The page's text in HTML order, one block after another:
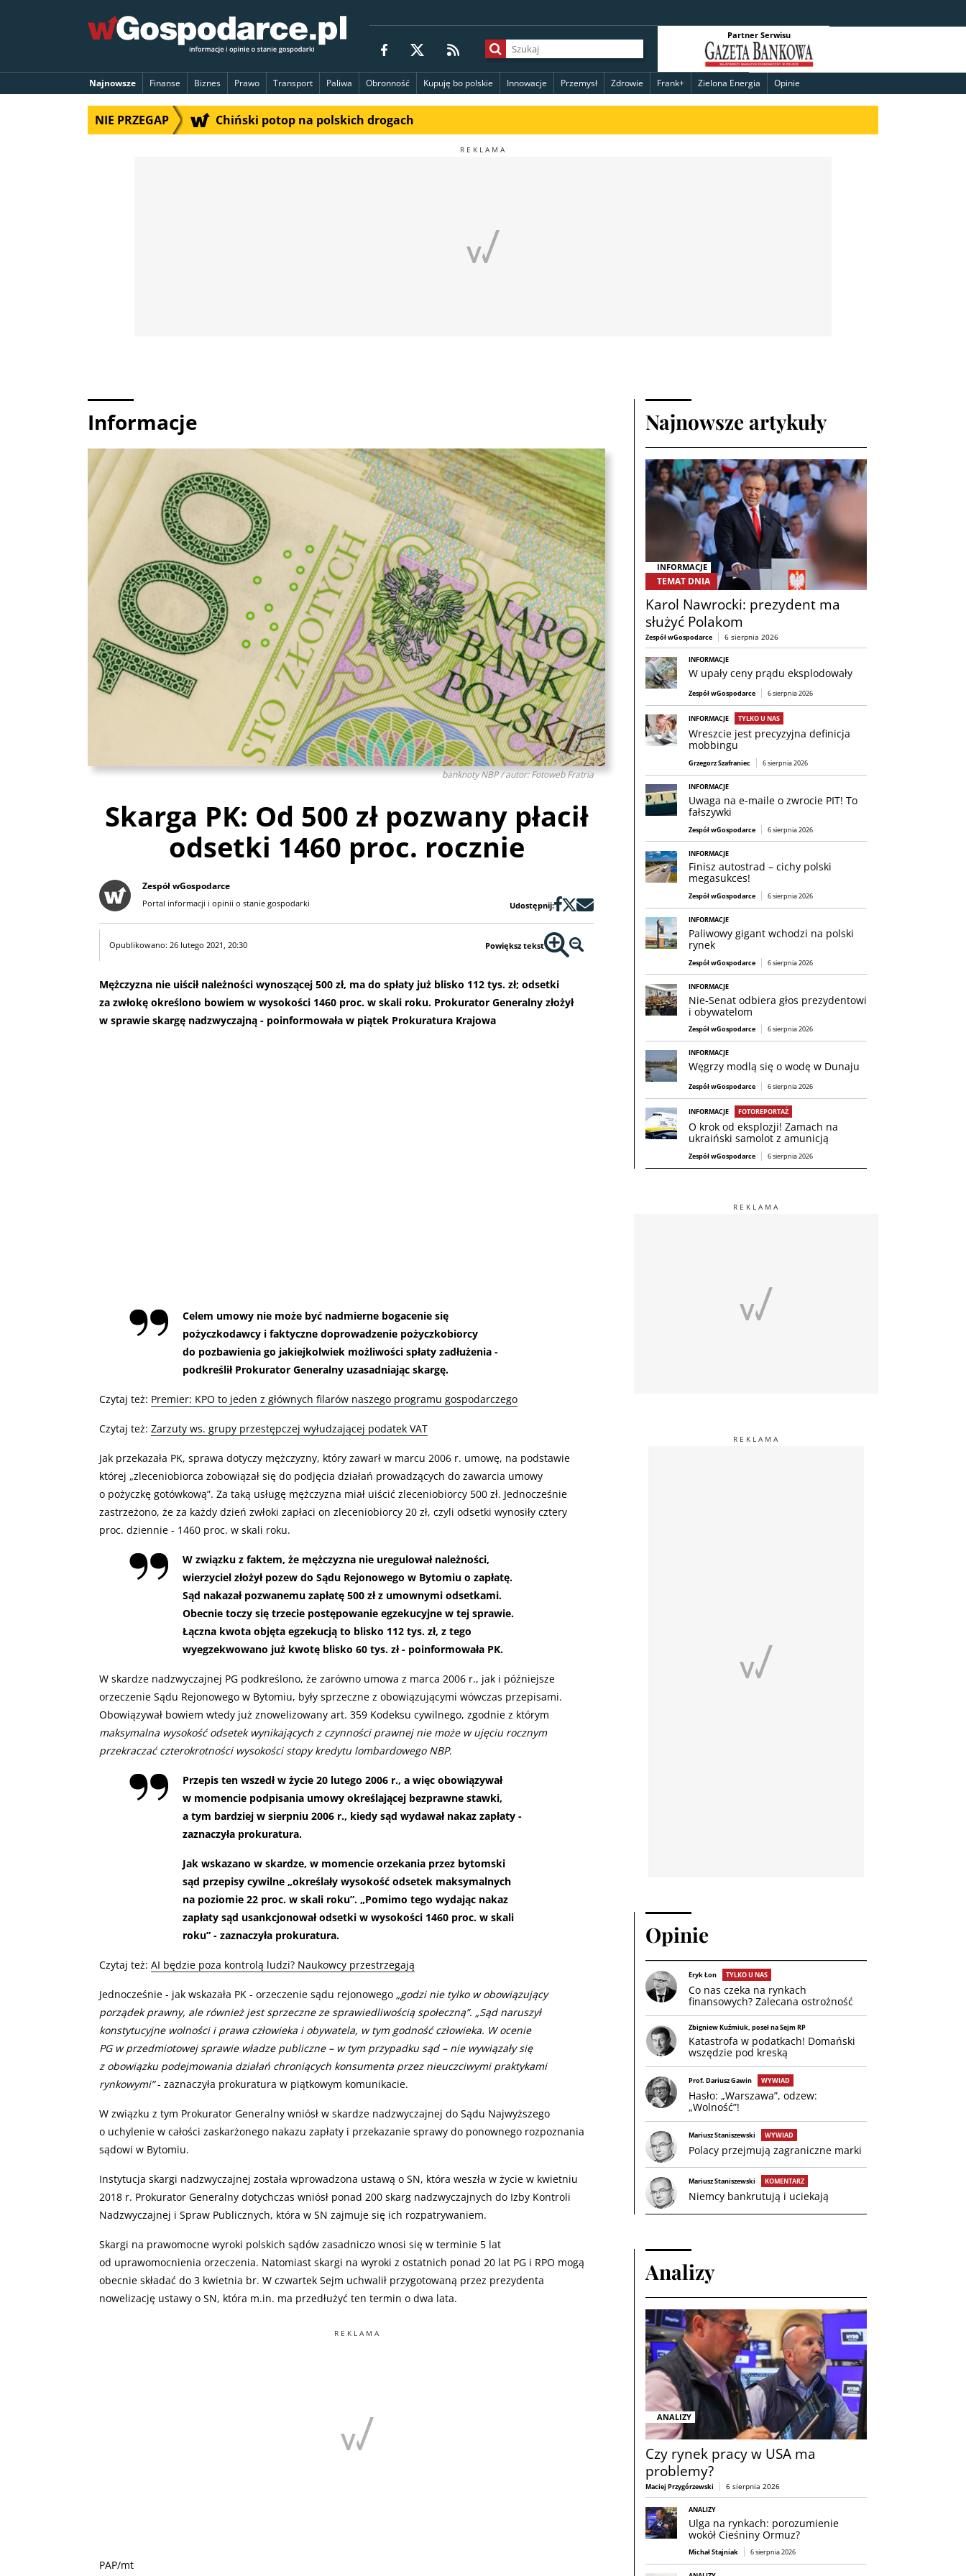
Partner Serwisu
Najnowsze Finanse Biznes Prawo Transport Paliwa Obronność Kupuję bo polskie Innowacje Przemysł Zdrowie Frank+ Zielona Energia Opinie
NIE PRZEGAP Chiński potop na polskich drogach
Informacje
banknoty NBP / autor: Fotoweb Fratria
Skarga PK: Od 500 zł pozwany płacił
odsetki 1460 proc. rocznie
Zespół wGospodarce
Portal informacji i opinii o stanie gospodarki Udostępnij:
Opublikowano: 26 lutego 2021, 20:30 Powiększ tekst
Mężczyzna nie uiścił należności wynoszącej 500 zł, ma do spłaty już blisko 112 tys. zł; odsetki
za zwłokę określono bowiem w wysokości 1460 proc. w skali roku. Prokurator Generalny złożył
w sprawie skargę nadzwyczajną - poinformowała w piątek Prokuratura Krajowa
Celem umowy nie może być nadmierne bogacenie się
pożyczkodawcy i faktyczne doprowadzenie pożyczkobiorcy
do pozbawienia go jakiejkolwiek możliwości spłaty zadłużenia -
podkreślił Prokurator Generalny uzasadniając skargę.
Czytaj też: Premier: KPO to jeden z głównych filarów naszego programu gospodarczego
Czytaj też: Zarzuty ws. grupy przestępczej wyłudzającej podatek VAT
Jak przekazała PK, sprawa dotyczy mężczyzny, który zawarł w marcu 2006 r. umowę, na podstawie
której „zleceniobiorca zobowiązał się do podjęcia działań prowadzących do zawarcia umowy
o pożyczkę gotówkową”. Za taką usługę mężczyzna miał uiścić zleceniobiorcy 500 zł. Jednocześnie
zastrzeżono, że za każdy dzień zwłoki zapłaci on zleceniobiorcy 20 zł, czyli odsetki wynosiły cztery
proc. dziennie - 1460 proc. w skali roku.
W związku z faktem, że mężczyzna nie uregulował należności,
wierzyciel złożył pozew do Sądu Rejonowego w Bytomiu o zapłatę.
Sąd nakazał pozwanemu zapłatę 500 zł z umownymi odsetkami.
Obecnie toczy się trzecie postępowanie egzekucyjne w tej sprawie.
Łączna kwota objęta egzekucją to blisko 112 tys. zł, z tego
wyegzekwowano już kwotę blisko 60 tys. zł - poinformowała PK.
W skardze nadzwyczajnej PG podkreślono, że zarówno umowa z marca 2006 r., jak i późniejsze
orzeczenie Sądu Rejonowego w Bytomiu, były sprzeczne z obowiązującymi wówczas przepisami.
Obowiązywał bowiem wtedy już znowelizowany art. 359 Kodeksu cywilnego, zgodnie z którym
maksymalna wysokość odsetek wynikających z czynności prawnej nie może w ujęciu rocznym
przekraczać czterokrotności wysokości stopy kredytu lombardowego NBP.
Przepis ten wszedł w życie 20 lutego 2006 r., a więc obowiązywał
w momencie podpisania umowy określającej bezprawne stawki,
a tym bardziej w sierpniu 2006 r., kiedy sąd wydawał nakaz zapłaty -
zaznaczyła prokuratura.
Jak wskazano w skardze, w momencie orzekania przez bytomski
sąd przepisy cywilne „określały wysokość odsetek maksymalnych
na poziomie 22 proc. w skali roku”. „Pomimo tego wydając nakaz
zapłaty sąd usankcjonował odsetki w wysokości 1460 proc. w skali
roku” - zaznaczyła prokuratura.
Czytaj też: AI będzie poza kontrolą ludzi? Naukowcy przestrzegają
Jednocześnie - jak wskazała PK - orzeczenie sądu rejonowego „godzi nie tylko w obowiązujący
porządek prawny, ale również jest sprzeczne ze sprawiedliwością społeczną”. „Sąd naruszył
konstytucyjne wolności i prawa człowieka i obywatela, w tym godność człowieka. W ocenie
PG w przedmiotowej sprawie władze publiczne – w tym przypadku sąd – nie wywiązały się
z obowiązku podejmowania działań chroniących konsumenta przez nieuczciwymi praktykami
rynkowymi”- zaznaczyła prokuratura w piątkowym komunikacie.
W związku z tym Prokurator Generalny wniósł w skardze nadzwyczajnej do Sądu Najwyższego
o uchylenie w całości zaskarżonego nakazu zapłaty i przekazanie sprawy do ponownego rozpoznania
sądowi w Bytomiu.
Instytucja skargi nadzwyczajnej została wprowadzona ustawą o SN, która weszła w życie w kwietniu
2018 r. Prokurator Generalny dotychczas wniósł ponad 200 skarg nadzwyczajnych do Izby Kontroli
Nadzwyczajnej i Spraw Publicznych, która w SN zajmuje się ich rozpatrywaniem.
Skargi na prawomocne wyroki polskich sądów zasadniczo wnosi się w terminie 5 lat
od uprawomocnienia orzeczenia. Natomiast skargi na wyroki z ostatnich ponad 20 lat PG i RPO mogą
obecnie składać do 3 kwietnia br. W czwartek Sejm uchwalił przygotowaną przez prezydenta
nowelizację ustawy o SN, która m.in. ma przedłużyć ten termin o dwa lata.
REKLAMA
PAP/mt
Najnowsze artykuły
INFORMACJE
TEMAT DNIA
Karol Nawrocki: prezydent ma
służyć Polakom
Zespół wGospodarce 6 sierpnia 2026
INFORMACJE
W upały ceny prądu eksplodowały
Zespół wGospodarce 6 sierpnia 2026
INFORMACJE TYLKO U NAS
Wreszcie jest precyzyjna definicja
mobbingu
Grzegorz Szafraniec 6 sierpnia 2026
INFORMACJE
Uwaga na e-maile o zwrocie PIT! To
fałszywki
Zespół wGospodarce 6 sierpnia 2026
INFORMACJE
Finisz autostrad – cichy polski
megasukces!
Zespół wGospodarce 6 sierpnia 2026
INFORMACJE
Paliwowy gigant wchodzi na polski
rynek
Zespół wGospodarce 6 sierpnia 2026
INFORMACJE
Nie-Senat odbiera głos prezydentowi
i obywatelom
Zespół wGospodarce 6 sierpnia 2026
INFORMACJE
Węgrzy modlą się o wodę w Dunaju
Zespół wGospodarce 6 sierpnia 2026
INFORMACJE FOTOREPORTAŻ
O krok od eksplozji! Zamach na
ukraiński samolot z amunicją
Zespół wGospodarce 6 sierpnia 2026
Opinie
Eryk Łon TYLKO U NAS
Co nas czeka na rynkach
finansowych? Zalecana ostrożność
Zbigniew Kuźmiuk, poseł na Sejm RP
Katastrofa w podatkach! Domański
wszędzie pod kreską
Prof. Dariusz Gawin WYWIAD
Hasło: „Warszawa”, odzew:
„Wolność”!
Mariusz Staniszewski WYWIAD
Polacy przejmują zagraniczne marki
Mariusz Staniszewski KOMENTARZ
Niemcy bankrutują i uciekają
Analizy
ANALIZY
Czy rynek pracy w USA ma
problemy?
Maciej Przygórzewski 6 sierpnia 2026
ANALIZY
Ulga na rynkach: porozumienie
wokół Cieśniny Ormuz?
Michał Stajniak 6 sierpnia 2026